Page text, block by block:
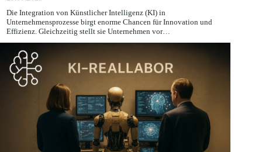
23.06.2025
Die Integration von Künstlicher Intelligenz (KI) in
Unternehmensprozesse birgt enorme Chancen für Innovation und
Effizienz. Gleichzeitig stellt sie Unternehmen vor…